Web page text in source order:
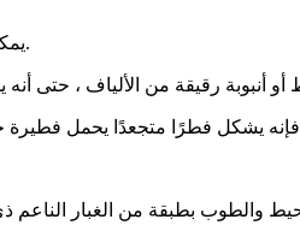
يمكن أن يؤدي هذا الفطر إلى عواقب وخيمة لتلف الخشب.